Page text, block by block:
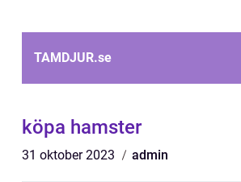
TAMDJUR.se
köpa hamster
31 oktober 2023 admin